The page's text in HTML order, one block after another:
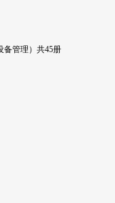
备管理）共45册